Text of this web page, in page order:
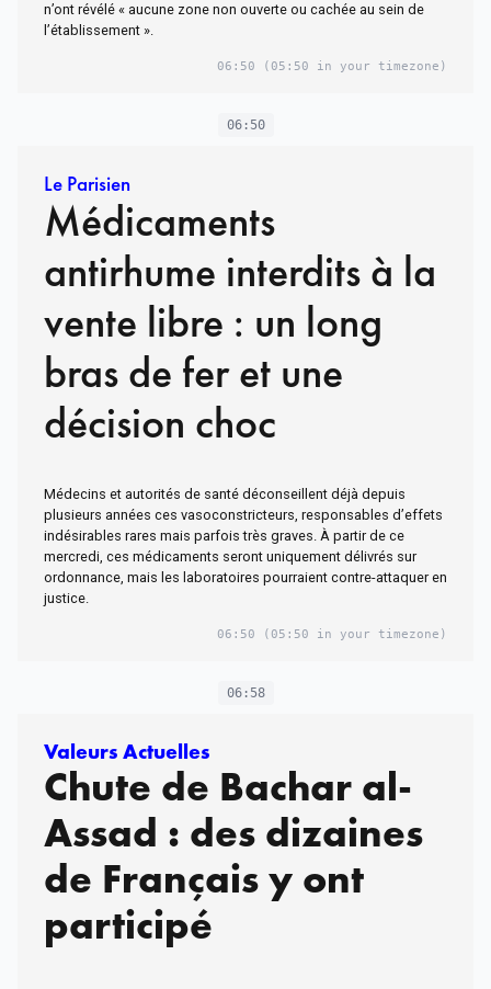
n’ont révélé « aucune zone non ouverte ou cachée au sein de
l’établissement ».
06:50 (05:50 in your timezone)
06:50
Le Parisien
Médicaments
antirhume interdits à la
vente libre : un long
bras de fer et une
décision choc
Médecins et autorités de santé déconseillent déjà depuis
plusieurs années ces vasoconstricteurs, responsables d’effets
indésirables rares mais parfois très graves. À partir de ce
mercredi, ces médicaments seront uniquement délivrés sur
ordonnance, mais les laboratoires pourraient contre-attaquer en
justice.
06:50 (05:50 in your timezone)
06:58
Valeurs Actuelles
Chute de Bachar al-
Assad : des dizaines
de Français y ont
participé